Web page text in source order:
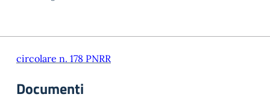
circolare n. 178 PNRR
Documenti